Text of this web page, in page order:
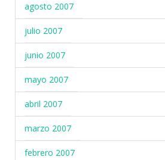
agosto 2007
julio 2007
junio 2007
mayo 2007
abril 2007
marzo 2007
febrero 2007